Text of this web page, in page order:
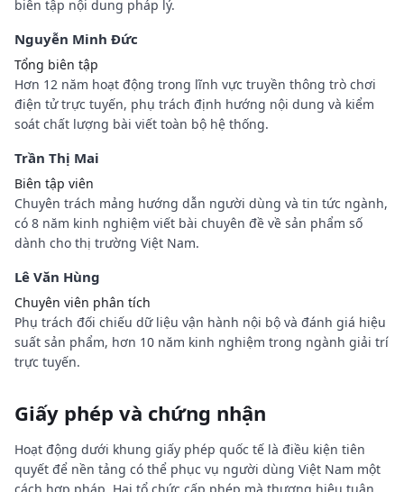
biên tập nội dung pháp lý.
Nguyễn Minh Đức
Tổng biên tập
Hơn 12 năm hoạt động trong lĩnh vực truyền thông trò chơi
điện tử trực tuyến, phụ trách định hướng nội dung và kiểm
soát chất lượng bài viết toàn bộ hệ thống.
Trần Thị Mai
Biên tập viên
Chuyên trách mảng hướng dẫn người dùng và tin tức ngành,
có 8 năm kinh nghiệm viết bài chuyên đề về sản phẩm số
dành cho thị trường Việt Nam.
Lê Văn Hùng
Chuyên viên phân tích
Phụ trách đối chiếu dữ liệu vận hành nội bộ và đánh giá hiệu
suất sản phẩm, hơn 10 năm kinh nghiệm trong ngành giải trí
trực tuyến.
Giấy phép và chứng nhận
Hoạt động dưới khung giấy phép quốc tế là điều kiện tiên
quyết để nền tảng có thể phục vụ người dùng Việt Nam một